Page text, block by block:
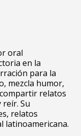
oral
en la
para la
mezcla humor,
relatos
Su
relatos
latinoamericana.